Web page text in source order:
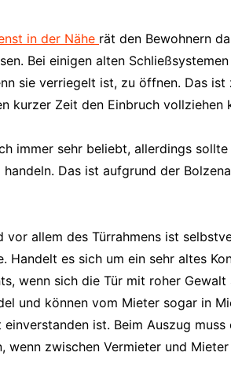
in der Nähe rät den Bewohnern
Bei einigen alten
sie verriegelt ist, zu öffnen. Das
kurzer Zeit den Einbruch vollziehen
immer sehr beliebt, allerdings
Das ist aufgrund der
vor allem des Türrahmens ist
Handelt es sich um ein sehr altes
wenn sich die Tür mit roher
und können vom Mieter sogar in
ist. Beim Auszug
wenn zwischen Vermieter und